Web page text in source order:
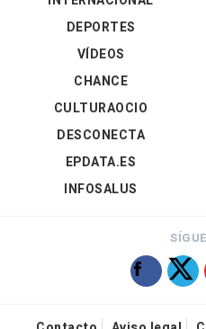
DEPORTES
VÍDEOS
CHANCE
CULTURAOCIO
DESCONECTA
EPDATA.ES
INFOSALUS